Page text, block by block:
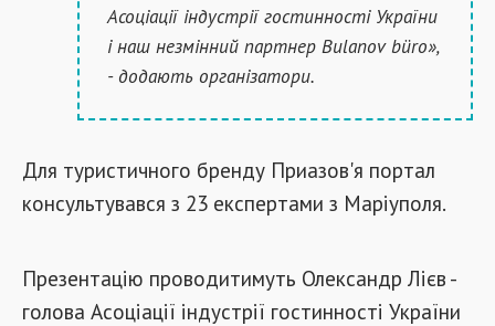
Асоціації індустрії гостинності України
і наш незмінний партнер Bulanov büro»,
- додають організатори.
Для туристичного бренду Приазов'я портал
консультувався з 23 експертами з Маріуполя.
Презентацію проводитимуть Олександр Лієв -
голова Асоціації індустрії гостинності України